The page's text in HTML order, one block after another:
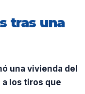
tras una
una vivienda del
los tiros que